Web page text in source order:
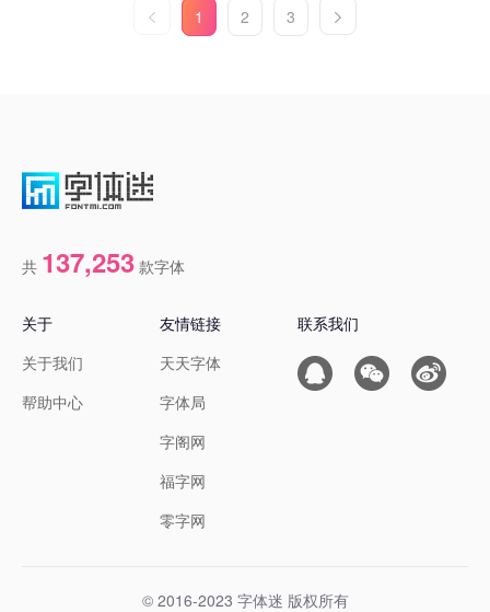
1 2 3
共 137,253 款字体
关于
关于我们
帮助中心
友情链接
天天字体
字体局
字阁网
福字网
零字网
联系我们
© 2016-2023 字体迷 版权所有